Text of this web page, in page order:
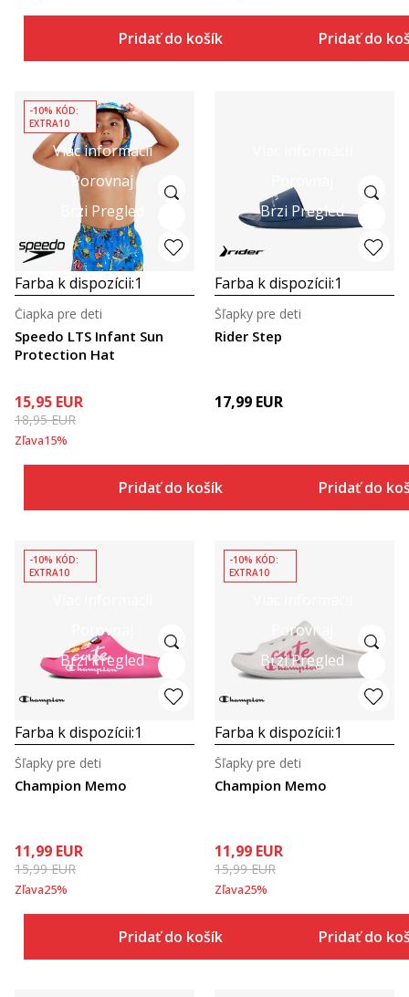
Pridať do košíka Pridať do
Viac informácií
Porovnaj
Brzi Pregled
-10% KÓD:
EXTRA10
Farba k dispozícii:1
Speedo LTS Infant Sun
Protection Hat
Čiapka pre deti
15,95 EUR
18,95EUR
Zľava15%
Pridať do košíka
Brzi Pregled
Farba k dispozícii:1
Rider Step
Šľapky pre deti
17,99 EUR
Pridať do
Porovnaj
Brzi Pregled
-10% KÓD:
EXTRA10
Farba k dispozícii:1
Champion Memo
Šľapky pre deti
11,99 EUR
15,99EUR
Zľava25%
Pridať do košíka
Porovnaj
Brzi Pregled
-10% KÓD:
EXTRA10
Farba k dispozícii:1
Champion Memo
Šľapky pre deti
11,99 EUR
15,99EUR
Zľava25%
Pridať do